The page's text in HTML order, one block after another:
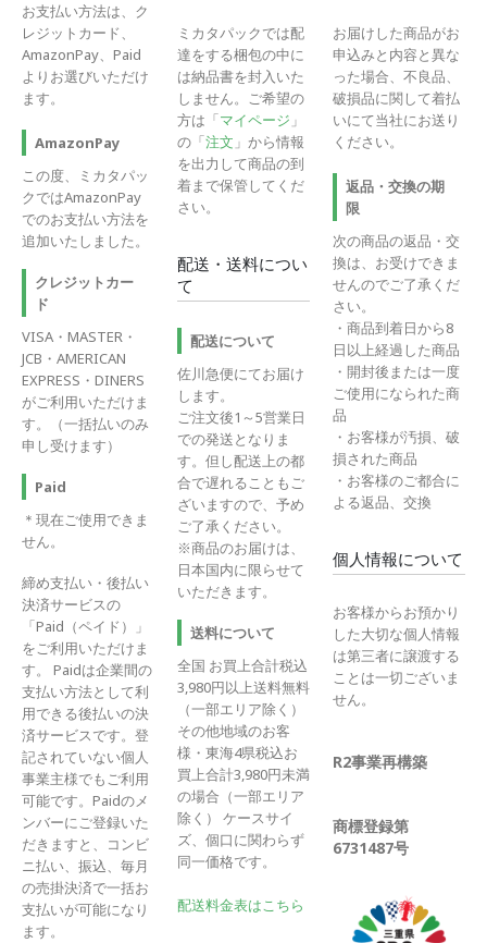
お支払い方法は、ク
レジットカード、
AmazonPay、Paid
よりお選びいただけ
ます。
AmazonPay
この度、ミカタパッ
クではAmazonPay
でのお支払い方法を
追加いたしました。
クレジットカー
ド
VISA・MASTER・
JCB・AMERICAN
EXPRESS・DINERS
がご利用いただけま
す。（一括払いのみ
申し受けます）
Paid
＊現在ご使用できま
せん。
締め支払い・後払い
決済サービスの
「Paid（ペイド）」
をご利用いただけま
す。 Paidは企業間の
支払い方法として利
用できる後払いの決
済サービスです。登
記されていない個人
事業主様でもご利用
可能です。Paidのメ
ンバーにご登録いた
だきますと、コンビ
ニ払い、振込、毎月
の売掛決済で一括お
支払いが可能になり
ます。
ミカタパックでは配
達をする梱包の中に
は納品書を封入いた
しません。ご希望の
方は「マイページ 」
の「注文 」から情報
を出力して商品の到
着まで保管してくだ
さい。
配送・送料につい
て
配送について
佐川急便にてお届け
します。
ご注文後1～5営業日
での発送となりま
す。但し配送上の都
合で遅れることもご
ざいますので、予め
ご了承ください。
※商品のお届けは、
日本国内に限らせて
いただきます。
送料について
全国 お買上合計税込
3,980円以上送料無料
（一部エリア除く）
その他地域のお客
様・東海4県税込お
買上合計3,980円未満
の場合（一部エリア
除く） ケースサイ
ズ、個口に関わらず
同一価格です。
配送料金表はこちら
お届けした商品がお
申込みと内容と異な
った場合、不良品、
破損品に関して着払
いにて当社にお送り
ください。
返品・交換の期
限
次の商品の返品・交
換は、お受けできま
せんのでご了承くだ
さい。
・商品到着日から8
日以上経過した商品
・開封後または一度
ご使用になられた商
品
・お客様が汚損、破
損された商品
・お客様のご都合に
よる返品、交換
個人情報について
お客様からお預かり
した大切な個人情報
は第三者に譲渡する
ことは一切ございま
せん。
R2事業再構築
商標登録第
6731487号